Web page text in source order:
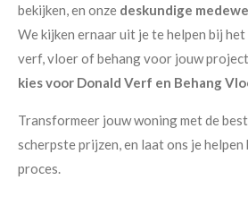
bekijken, en onze deskundige
We kijken ernaar uit je te helpen bij
verf, vloer of behang voor jouw
kies voor Donald Verf en Behang
Transformeer jouw woning met de
scherpste prijzen, en laat ons je
proces.